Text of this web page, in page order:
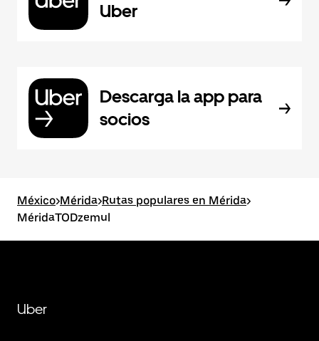
Uber
Descarga la app para
socios
México>Mérida>Rutas populares en Mérida>
MéridaTODzemul
Uber